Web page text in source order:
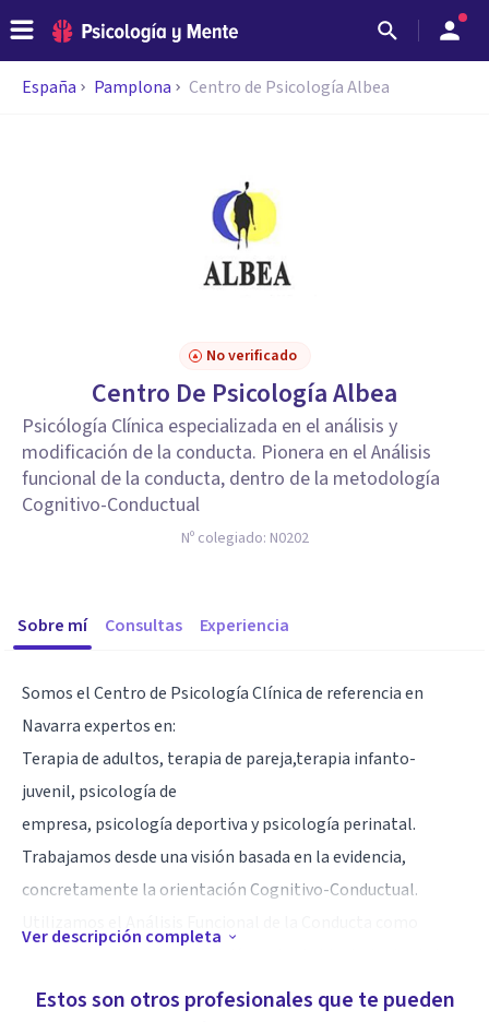
España Pamplona Centro de Psicología Albea
No verificado
Centro De Psicología Albea
Psicólogía Clínica especializada en el análisis y
modificación de la conducta. Pionera en el Análisis
funcional de la conducta, dentro de la metodología
Cognitivo-Conductual
Nº colegiado: N0202
Sobre mí Consultas Experiencia
Somos el Centro de Psicología Clínica de referencia en
Navarra expertos en:
Terapia de adultos, terapia de pareja,terapia infanto-
juvenil, psicología de
empresa, psicología deportiva y psicología perinatal.
Trabajamos desde una visión basada en la evidencia,
concretamente la orientación Cognitivo-Conductual.
objetivos terapéuticos sobre los que vamos a intervenir a
Ver descripción completa
Estos son otros profesionales que te pueden